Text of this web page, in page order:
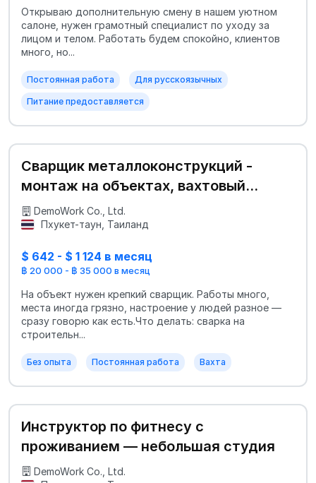
Открываю дополнительную смену в нашем уютном
салоне, нужен грамотный специалист по уходу за
лицом и телом. Работать будем спокойно, клиентов
много, но...
Постоянная работа Для русскоязычных
Питание предоставляется
Сварщик металлоконструкций -
монтаж на объектах, вахтовый
график
DemoWork Co., Ltd.
Пхукет-таун, Таиланд
$ 642 - $ 1 124 в месяц
฿ 20 000 - ฿ 35 000 в месяц
На объект нужен крепкий сварщик. Работы много,
места иногда грязно, настроение у людей разное —
сразу говорю как есть.Что делать: сварка на
строительн...
Без опыта Постоянная работа Вахта
Инструктор по фитнесу с
проживанием — небольшая студия
DemoWork Co., Ltd.